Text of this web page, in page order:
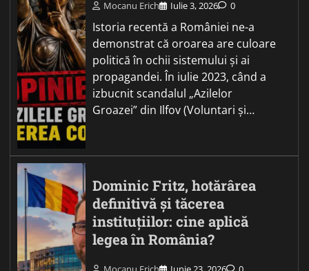
Mocanu Erich Iulie 3, 2026 0
Istoria recentă a României ne-a
demonstrat că oroarea are culoare
politică în ochii sistemului și ai
propagandei. În iulie 2023, când a
izbucnit scandalul „Azilelor
Groazei” din Ilfov (Voluntari și…
Dominic Fritz, hotărârea
definitivă și tăcerea
instituțiilor: cine aplică
legea în România?